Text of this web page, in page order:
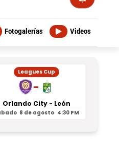
Videos
Fotogalerías
Leagues Cup
-
Orlando City - León
8 de agosto 4:30 PM